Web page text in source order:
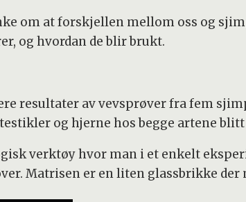
om at forskjellen mellom oss og
og hvordan de blir brukt.
resultater av vevsprøver fra fem
og hjerne hos begge artene
verktøy hvor man i et enkelt
Matrisen er en liten glassbrikke